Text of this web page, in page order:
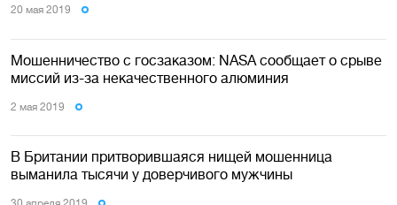
20 мая 2019
Мошенничество с госзаказом: NASA сообщает о срыве
миссий из-за некачественного алюминия
2 мая 2019
В Британии притворившаяся нищей мошенница
выманила тысячи у доверчивого мужчины